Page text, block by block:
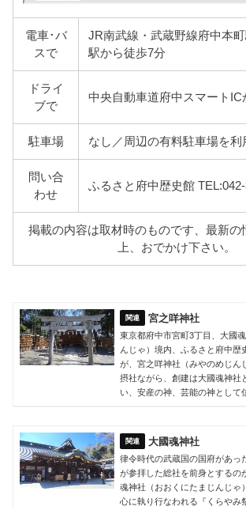
電車･バ
スで
JR南武線・武蔵野線府中本
駅から徒歩7分
ドライ
ブで
中央自動車道府中スマートIC
駐車場 なし／周辺の有料駐車場を利
問い合
わせ
ふるさと府中歴史館
掲載の内容は取材時のものです、最新の
上、おでかけ下さい。
宮之咩神社
東京都府中市宮町3丁目、大國
んじゃ）境内、ふるさと府中歴
が、宮之咩神社（みやのめじん
摂社ながら、創建は大國魂神社
い、安産の神、芸能の神として
大國魂神社
律令時代の武蔵国の国府があっ
が参拝した総社を前身とするの
魂神社（おおくにたまじんじゃ
心に執り行なわれる『くらやみ